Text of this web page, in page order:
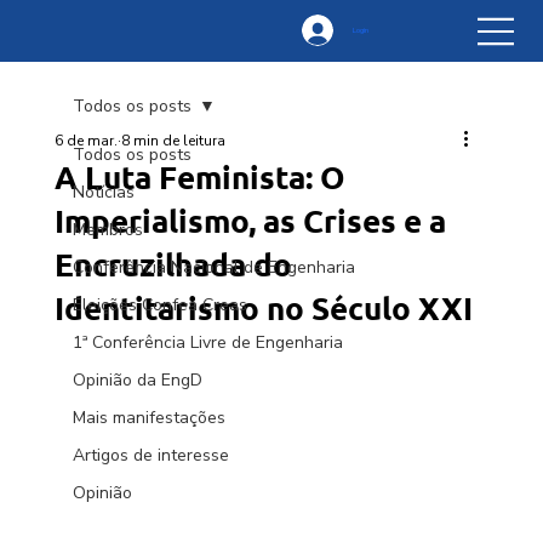
Login
Todos os posts
Notícias
Membros
Conferência Nacional de Engenharia
Eleições Confea Creas
1ª Conferência Livre de Engenharia
Opinião da EngD
Mais manifestações
Artigos de interesse
Opinião
Todos os posts
A Luta Feminista: O
Imperialismo, as Crises e a
Encruzilhada do
Identitarismo no Século XXI
6 de mar. 8 min de leitura